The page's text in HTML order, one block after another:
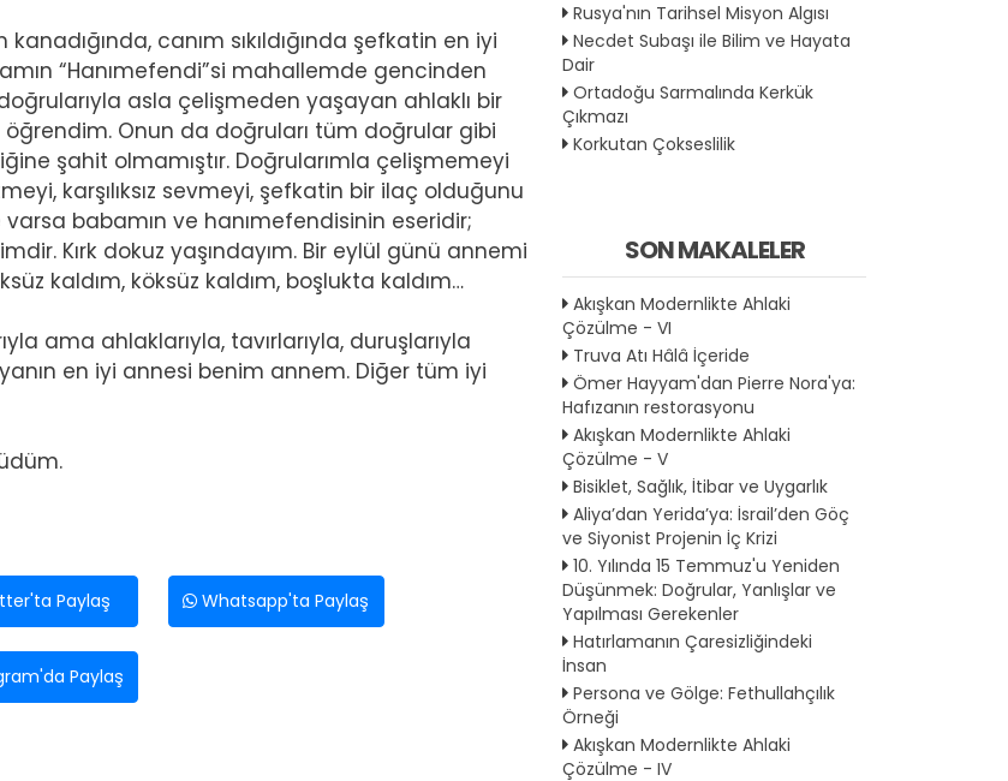
kanadığında, canım sıkıldığında şefkatin en iyi
“Hanımefendi”si mahallemde gencinden
doğrularıyla asla çelişmeden yaşayan ahlaklı bir
Onun da doğruları tüm doğrular gibi
şahit olmamıştır. Doğrularımla çelişmemeyi
karşılıksız sevmeyi, şefkatin bir ilaç olduğunu
babamın ve hanımefendisinin eseridir;
Kırk dokuz yaşındayım. Bir eylül günü annemi
kaldım, köksüz kaldım, boşlukta kaldım…
ama ahlaklarıyla, tavırlarıyla, duruşlarıyla
en iyi annesi benim annem. Diğer tüm iyi
Paylaş Whatsapp'ta Paylaş
Paylaş
Rusya'nın Tarihsel Misyon Algısı
Necdet Subaşı ile Bilim ve Hayata
Dair
Ortadoğu Sarmalında Kerkük
Çıkmazı
Korkutan Çokseslilik
SON MAKALELER
Akışkan Modernlikte Ahlaki
Çözülme - VI
Truva Atı Hâlâ İçeride
Ömer Hayyam'dan Pierre Nora'ya:
Hafızanın restorasyonu
Akışkan Modernlikte Ahlaki
Çözülme - V
Bisiklet, Sağlık, İtibar ve Uygarlık
Aliya’dan Yerida’ya: İsrail’den Göç
ve Siyonist Projenin İç Krizi
10. Yılında 15 Temmuz'u Yeniden
Düşünmek: Doğrular, Yanlışlar ve
Yapılması Gerekenler
Hatırlamanın Çaresizliğindeki
İnsan
Persona ve Gölge: Fethullahçılık
Örneği
Akışkan Modernlikte Ahlaki
Çözülme - IV